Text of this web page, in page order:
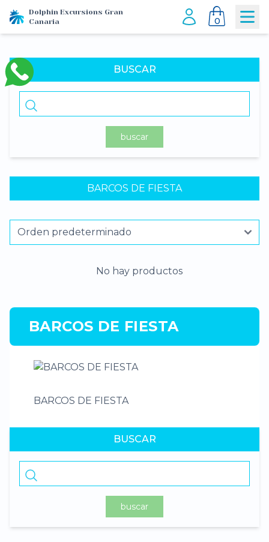
Dolphin Excursions Gran
Canaria
0
BUSCAR
buscar
BUSCAR
buscar
BARCOS DE FIESTA
No hay productos
BARCOS DE FIESTA
BARCOS DE FIESTA